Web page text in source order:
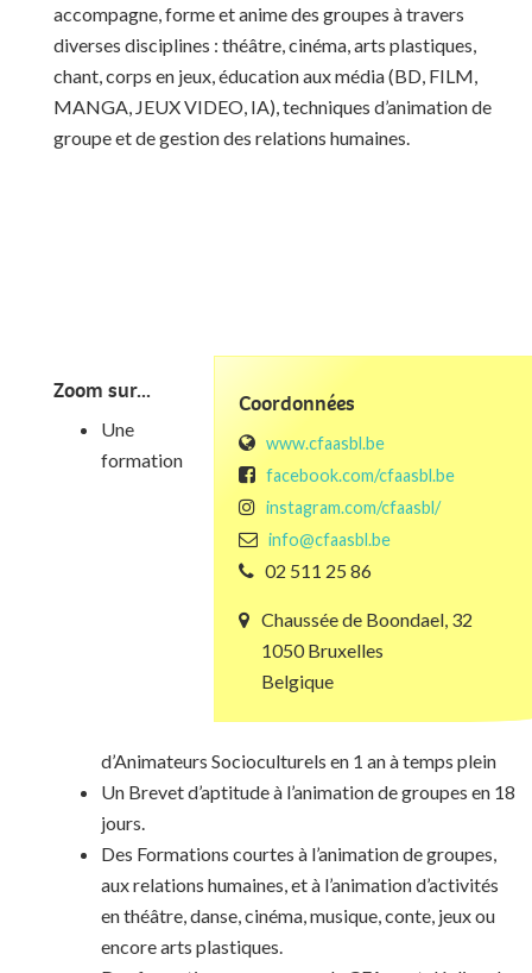
accompagne, forme et anime des groupes à travers
diverses disciplines : théâtre, cinéma, arts plastiques,
chant, corps en jeux, éducation aux média (BD, FILM,
MANGA, JEUX VIDEO, IA), techniques d’animation de
groupe et de gestion des relations humaines.
Coordonnées
www.cfaasbl.be
facebook.com/cfaasbl.be
instagram.com/cfaasbl/
info@cfaasbl.be
02 511 25 86
Chaussée de Boondael, 32
1050 Bruxelles
Belgique
Zoom sur...
Une
formation
d’Animateurs Socioculturels en 1 an à temps plein
Un Brevet d’aptitude à l’animation de groupes en 18
jours.
Des Formations courtes à l’animation de groupes,
aux relations humaines, et à l’animation d’activités
en théâtre, danse, cinéma, musique, conte, jeux ou
encore arts plastiques.